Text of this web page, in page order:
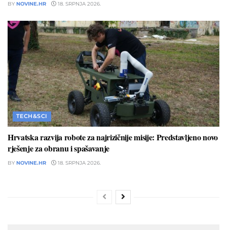
BY NOVINE.HR 18. SRPNJA 2026.
TECH&SCI
Hrvatska razvija robote za najrizičnije misije: Predstavljeno novo
rješenje za obranu i spašavanje
BY NOVINE.HR 18. SRPNJA 2026.